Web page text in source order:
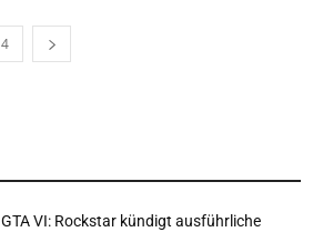
4
GTA VI: Rockstar kündigt ausführliche